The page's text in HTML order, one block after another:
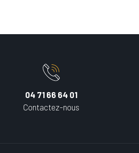
04 71 66 64 01
Contactez-nous